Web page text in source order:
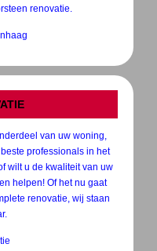
renovatie.
van uw woning,
professionals in het
wilt u de kwaliteit van uw
helpen! Of het nu gaat
renovatie, wij staan